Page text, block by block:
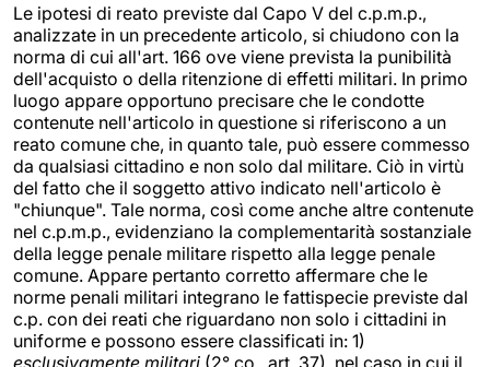
Le ipotesi di reato previste dal Capo V del c.p.m.p.,
analizzate in un precedente articolo, si chiudono con la
norma di cui all'art. 166 ove viene prevista la punibilità
dell'acquisto o della ritenzione di effetti militari. In primo
luogo appare opportuno precisare che le condotte
contenute nell'articolo in questione si riferiscono a un
reato comune che, in quanto tale, può essere commesso
da qualsiasi cittadino e non solo dal militare. Ciò in virtù
del fatto che il soggetto attivo indicato nell'articolo è
"chiunque". Tale norma, così come anche altre contenute
nel c.p.m.p., evidenziano la complementarità sostanziale
della legge penale militare rispetto alla legge penale
comune. Appare pertanto corretto affermare che le
norme penali militari integrano le fattispecie previste dal
c.p. con dei reati che riguardano non solo i cittadini in
uniforme e possono essere classificati in: 1)
esclusivamente militari (2° co., art. 37), nel caso in cui il